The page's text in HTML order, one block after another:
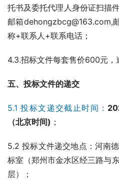
托书及委托代理人身份证扫描
邮箱dehongzbcg@163.com,
称+联系人+联系电话；
4.3.招标文件每套售价600元，
五、 投标文件的递交
5.1 投标文递交截止时间：
（北京时间) ；
5.2 投标文件递交地点：河南
标室（郑州市金水区经三路与
层）；